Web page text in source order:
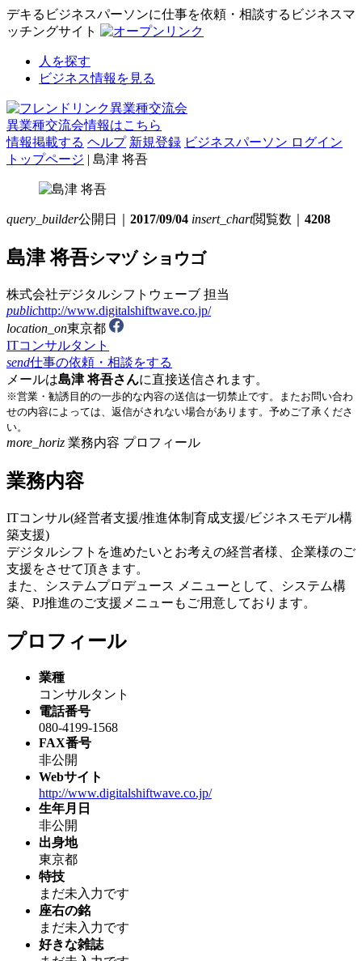
デキるビジネスパーソンに仕事を依頼・相談するビジネスマ
ッチングサイト
人を探す
ビジネス情報を見る
異業種交流会情報はこちら
情報掲載する ヘルプ 新規登録 ビジネスパーソン ログイン
トップページ | 島津 将吾
query_builder公開日｜ 2017/09/04 insert_chart閲覧数｜ 4208
島津 将吾シマヅ ショウゴ
株式会社デジタルシフトウェーブ 担当
publichttp://www.digitalshiftwave.co.jp/
location_on東京都
ITコンサルタント
send仕事の依頼・相談をする
メールは島津 将吾さんに直接送信されます。
※営業・勧誘目的の一歩的な内容の送信は一切禁止です。またお問い合わ
せの内容によっては、返信がされない場合があります。予めご了承くださ
い。
more_horiz 業務内容 プロフィール
業務内容
ITコンサル(経営者支援/推進体制育成支援/ビジネスモデル構
築支援)
デジタルシフトを進めたいとお考えの経営者様、企業様のご
支援をさせて頂きます。
また、システムプロデュース メニューとして、システム構
築、PJ推進のご支援メニューもご用意しております。
プロフィール
業種
コンサルタント
電話番号
080-4199-1568
FAX番号
非公開
Webサイト
http://www.digitalshiftwave.co.jp/
生年月日
非公開
出身地
東京都
特技
まだ未入力です
座右の銘
まだ未入力です
好きな雑誌